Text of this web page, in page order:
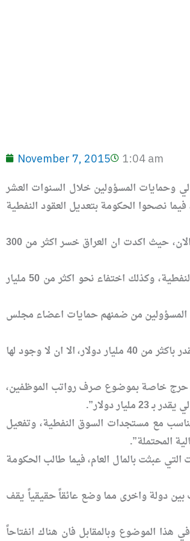
November 7, 2015 1:04 am
خسر اكثر من 300 مليار دولار بسبب الفساد المالي وحمايات المسؤولين خلال السنوات العشر
نصحوا الحكومة بتعديل العقود النفطية
وقال الباحث الاقتصادي محمد الحسني، ان “التقارير الدولية اشارت الى ان هناك فسادا ماليا كبيرا بعد عام 2003 وحتى الان، حيث اكدت ان العراق خسر اكثر من 300
واوضح الحسني ان “من بين هذه الخسائر اكثر من 150 مليار دولار من صندوق تنمية العراق المخصص لايداع الواردات النفطية، وكذلك اختفاء نحو اكثر من 50 مليار
ان الموازنات الماضية صرفت نحو اكثر من 50 مليار دولار لحمايات المسؤولين من ضمنهم حمايات اعضاء مجلس
واشار الى ان “هناك برامج وخطط وهمية وضعت من قبل وزراء بحجة انها خطط تنموية مستقبلية وخصص لها اموال تقدر باكثر من 40 مليار دولار، الا ان لا وجود لها
في حرج خاصة بموضوع صرف رواتب الموظفين،
مع مستجدات السوق النفطية، وتفعيل
المحتملة”.
عبثت بالمال العام، فيما طالب الحكومة
بين دولة واخرى مما وضع عائقاً حقيقياً يقف
هذا الموضوع وبالمقابل فان هناك انفتاحاً